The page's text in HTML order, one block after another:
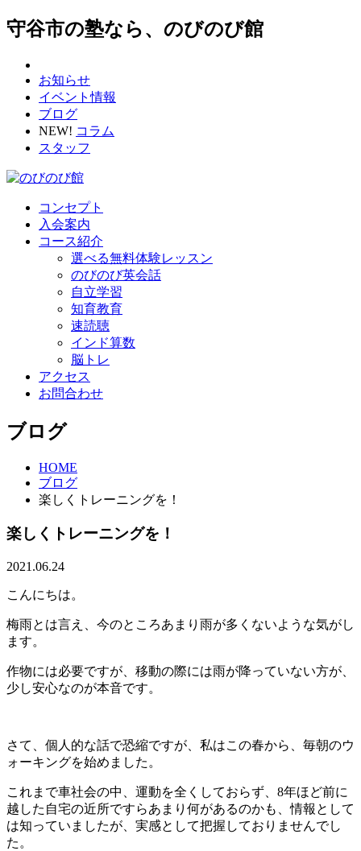
守谷市の塾なら、のびのび館
お知らせ
イベント情報
ブログ
NEW! コラム
スタッフ
コンセプト
入会案内
コース紹介
選べる無料体験レッスン
のびのび英会話
自立学習
知育教育
速読聴
インド算数
脳トレ
アクセス
お問合わせ
ブログ
HOME
ブログ
楽しくトレーニングを！
楽しくトレーニングを！
2021.06.24
こんにちは。
梅雨とは言え、今のところあまり雨が多くないような気がし
ます。
作物には必要ですが、移動の際には雨が降っていない方が、
少し安心なのが本音です。
さて、個人的な話で恐縮ですが、私はこの春から、毎朝のウ
ォーキングを始めました。
これまで車社会の中、運動を全くしておらず、8年ほど前に
越した自宅の近所ですらあまり何があるのかも、情報として
は知っていましたが、実感として把握しておりませんでし
た。